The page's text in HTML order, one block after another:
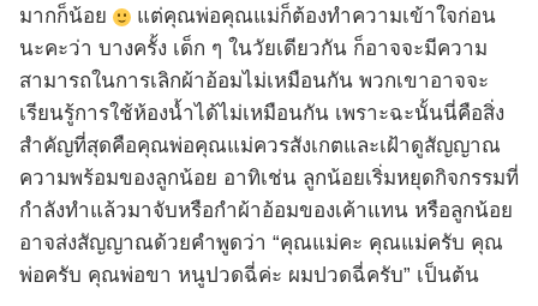
มากก็น้อย
แต่คุณพ่อคุณแม่ก็ต้องทำความเข้าใจก่อน
นะคะว่า บางครั้ง เด็ก ๆ ในวัยเดียวกัน ก็อาจจะมีความ
สามารถในการเลิกผ้าอ้อมไม่เหมือนกัน พวกเขาอาจจะ
เรียนรู้การใช้ห้องน้ำได้ไม่เหมือนกัน เพราะฉะนั้นนี่คือสิ่ง
สำคัญที่สุดคือคุณพ่อคุณแม่ควรสังเกตและเฝ้าดูสัญญาณ
ความพร้อมของลูกน้อย อาทิเช่น ลูกน้อยเริ่มหยุดกิจกรรมที่
กำลังทำแล้วมาจับหรือกำผ้าอ้อมของเค้าแทน หรือลูกน้อย
อาจส่งสัญญาณด้วยคำพูดว่า “คุณแม่คะ คุณแม่ครับ คุณ
พ่อครับ คุณพ่อขา หนูปวดฉี่ค่ะ ผมปวดฉี่ครับ” เป็นต้น